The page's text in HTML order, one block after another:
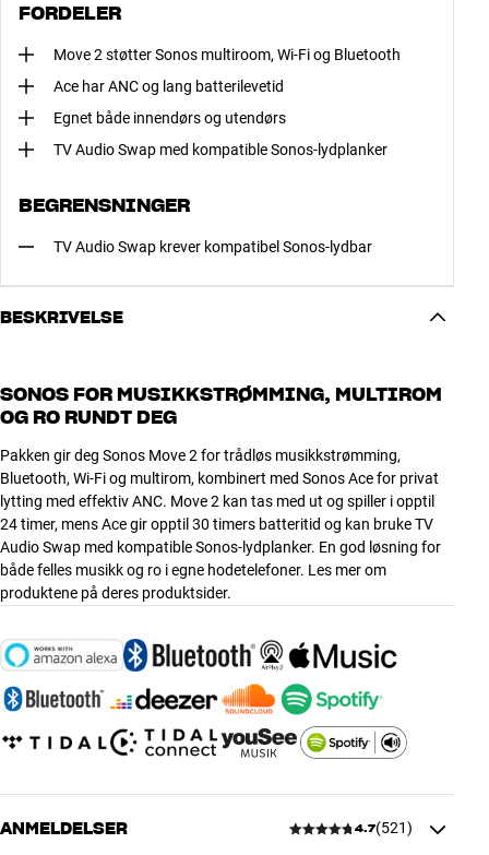
FORDELER
Move 2 støtter Sonos multiroom, Wi-Fi og Bluetooth
Ace har ANC og lang batterilevetid
Egnet både innendørs og utendørs
TV Audio Swap med kompatible Sonos-lydplanker
BEGRENSNINGER
TV Audio Swap krever kompatibel Sonos-lydbar
BESKRIVELSE
SONOS FOR MUSIKKSTRØMMING, MULTIROM
OG RO RUNDT DEG
Pakken gir deg Sonos Move 2 for trådløs musikkstrømming,
Bluetooth, Wi-Fi og multirom, kombinert med Sonos Ace for privat
lytting med effektiv ANC. Move 2 kan tas med ut og spiller i opptil
24 timer, mens Ace gir opptil 30 timers batteritid og kan bruke TV
Audio Swap med kompatible Sonos-lydplanker. En god løsning for
både felles musikk og ro i egne hodetelefoner. Les mer om
produktene på deres produktsider.
ANMELDELSER 4.7(521)